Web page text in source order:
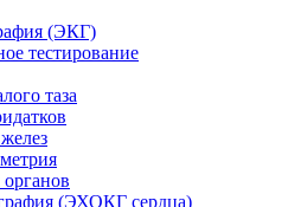
(ЭКГ)
тестирование
таза
(ЭХОКГ сердца)